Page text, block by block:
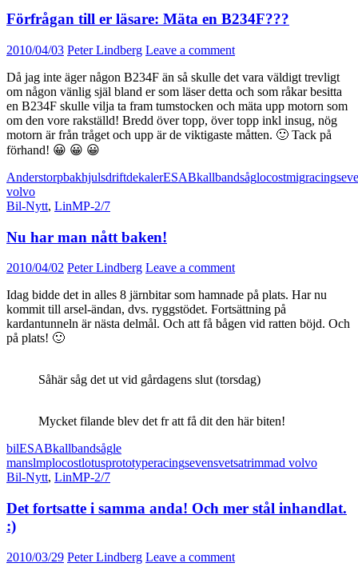
Förfrågan till er läsare: Mäta en B234F???
2010/04/03 Peter Lindberg Leave a comment
Då jag inte äger någon B234F än så skulle det vara väldigt trevligt
om någon vänlig själ bland er som läser detta och som råkar besitta
en B234F skulle vilja ta fram tumstocken och mäta upp motorn som
om den vore rakställd! Bredd över topp, över topp inkl insug, nög
motorn är från tråget och upp är de viktigaste måtten. 🙂 Tack på
förhand! 😀 😀 😀
AnderstorpbakhjulsdriftdekalerESABkallbandsåglocostmigracing
volvo
Bil-Nytt, LinMP-2/7
Nu har man nått baken!
2010/04/02 Peter Lindberg Leave a comment
Idag bidde det in alles 8 järnbitar som hamnade på plats. Har nu
kommit till arsel-ändan, dvs. ryggstödet. Fortsättning på
kardantunneln är nästa delmål. Och att få bågen vid ratten böjd. Och
på plats! 🙂
Såhär såg det ut vid gårdagens slut (torsdag)
Mycket filande blev det fr att få dit den här biten!
bilESABkallbandsågle
manslmplocostlotusprototyperacingsevensvetsatrimmad volvo
Bil-Nytt, LinMP-2/7
Det fortsatte i samma anda! Och mer stål inhandlat.
:)
2010/03/29 Peter Lindberg Leave a comment